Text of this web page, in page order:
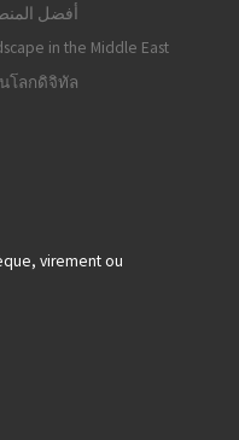
أفضل
in the Middle East
โลกดิจิทัล
virement ou